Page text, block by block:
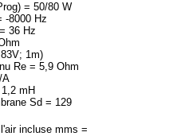
= 50/80 W
-8000 Hz
36 Hz
1m)
Re = 5,9 Ohm
A
mH
Sd = 129
incluse mms =